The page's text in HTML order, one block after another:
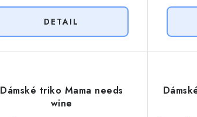
Dámské triko Mama needs
wine